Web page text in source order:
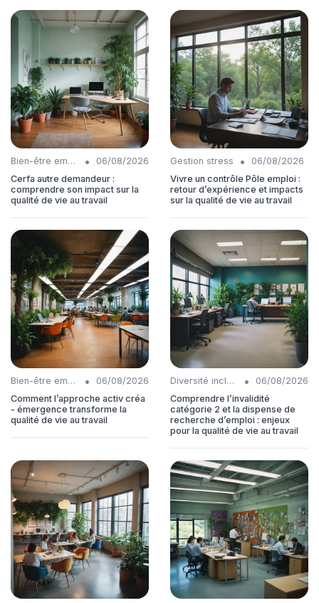
Bien-être employés •
06/08/2026
Cerfa autre demandeur :
comprendre son impact sur la
qualité de vie au travail
Gestion stress •
06/08/2026
Vivre un contrôle Pôle emploi :
retour d’expérience et impacts
sur la qualité de vie au travail
Bien-être employés •
06/08/2026
Comment l’approche activ créa
- émergence transforme la
qualité de vie au travail
Diversité inclusion •
06/08/2026
Comprendre l’invalidité
catégorie 2 et la dispense de
recherche d’emploi : enjeux
pour la qualité de vie au travail